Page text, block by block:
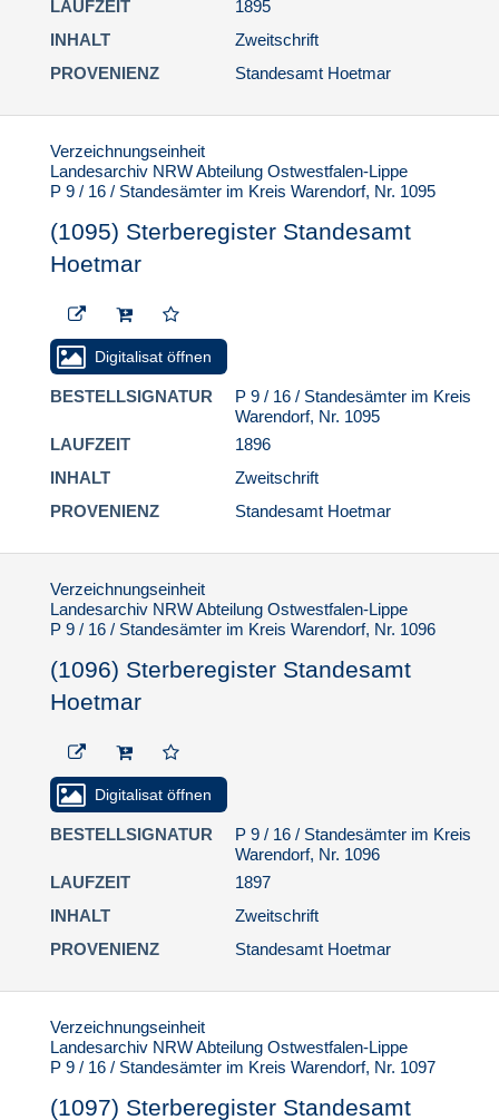
LAUFZEIT
1895
INHALT
Zweitschrift
PROVENIENZ
Standesamt Hoetmar
Verzeichnungseinheit
Landesarchiv NRW Abteilung Ostwestfalen-Lippe
P 9 / 16 / Standesämter im Kreis Warendorf, Nr. 1095
(1095) Sterberegister Standesamt
Hoetmar
Digitalisat öffnen
BESTELLSIGNATUR
P 9 / 16 / Standesämter im Kreis
Warendorf, Nr. 1095
LAUFZEIT
1896
INHALT
Zweitschrift
PROVENIENZ
Standesamt Hoetmar
Verzeichnungseinheit
Landesarchiv NRW Abteilung Ostwestfalen-Lippe
P 9 / 16 / Standesämter im Kreis Warendorf, Nr. 1096
(1096) Sterberegister Standesamt
Hoetmar
Digitalisat öffnen
BESTELLSIGNATUR
P 9 / 16 / Standesämter im Kreis
Warendorf, Nr. 1096
LAUFZEIT
1897
INHALT
Zweitschrift
PROVENIENZ
Standesamt Hoetmar
Verzeichnungseinheit
Landesarchiv NRW Abteilung Ostwestfalen-Lippe
P 9 / 16 / Standesämter im Kreis Warendorf, Nr. 1097
(1097) Sterberegister Standesamt